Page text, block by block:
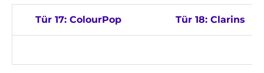
Tür 17: ColourPop Tür 18: Clarins